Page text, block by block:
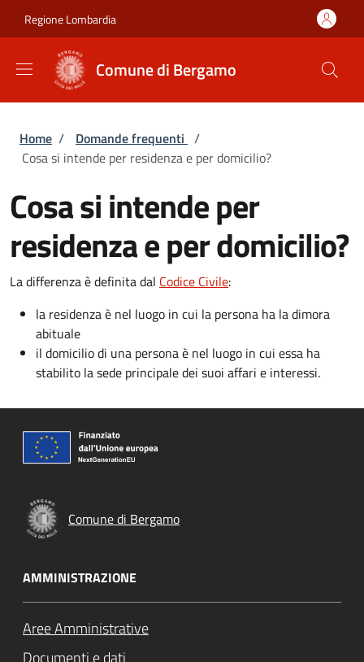
Regione Lombardia
Comune di Bergamo
Briciole di pane
Home / Domande frequenti /
Cosa si intende per residenza e per domicilio?
Cosa si intende per
residenza e per domicilio?
La differenza è definita dal Codice Civile:
la residenza è nel luogo in cui la persona ha la dimora
abituale
il domicilio di una persona è nel luogo in cui essa ha
stabilito la sede principale dei suoi affari e interessi.
Comune di Bergamo
AMMINISTRAZIONE
Aree Amministrative